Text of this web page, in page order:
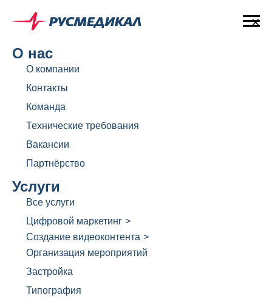
×
О нас
О компании
Контакты
Команда
Технические требования
Вакансии
Партнёрство
Услуги
Все услуги
Цифровой маркетинг >
Создание видеоконтента >
Организация мероприятий
Застройка
Типография